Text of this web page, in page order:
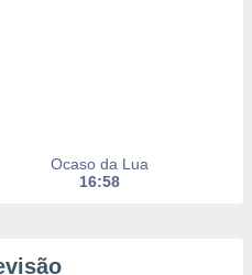
Ocaso da Lua
16:58